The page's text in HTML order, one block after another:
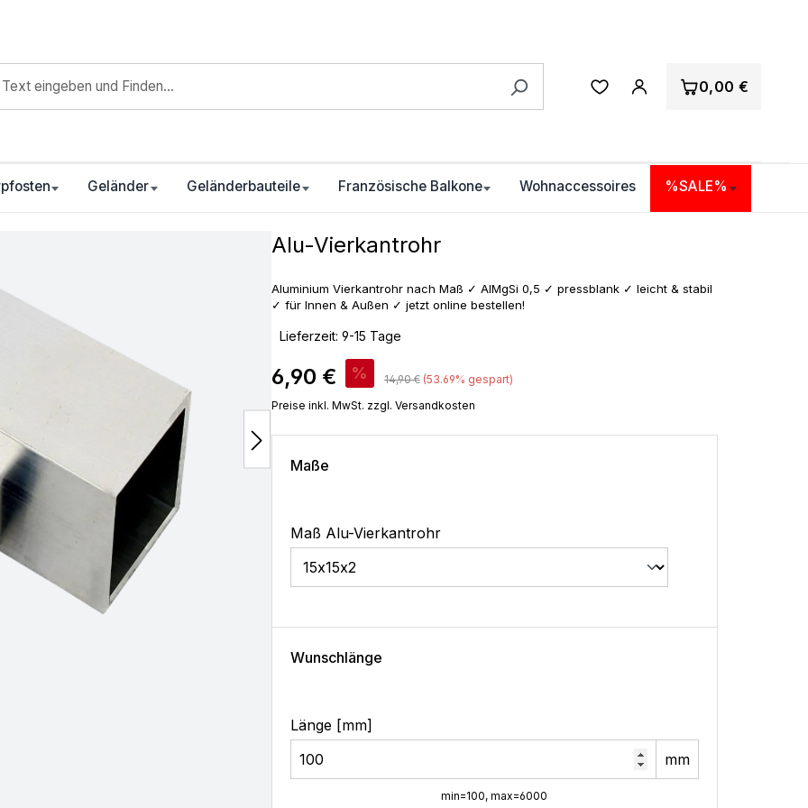
0,00 €
Geländer Geländerbauteile Französische Balkone Wohnaccessoires %SALE%
Alu-Vierkantrohr
Aluminium Vierkantrohr nach Maß ✓ AlMgSi 0,5 ✓ pressblank ✓ leicht & stabil
✓ für Innen & Außen ✓ jetzt online bestellen!
Lieferzeit: 9-15 Tage
Verkaufspreis:
6,90 € % Regulärer Preis:
14,90 € (53.69% gespart)
Preise inkl. MwSt. zzgl. Versandkosten
Maße
Maß Alu-Vierkantrohr
Wunschlänge
Länge [mm]
mm
min=100, max=6000